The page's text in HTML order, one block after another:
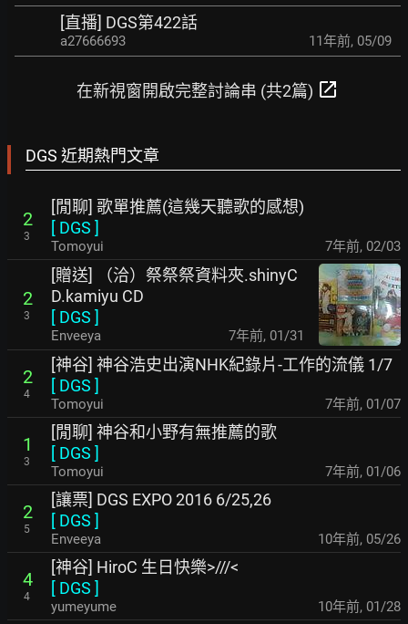
[直播] DGS第422話
a27666693 11年前, 05/09
在新視窗開啟完整討論串 (共2篇) open_in_new
DGS 近期熱門文章
2
3
[閒聊] 歌單推薦(這幾天聽歌的感想)
[ DGS ]
Tomoyui 7年前, 02/03
2
3
[贈送] （洽）祭祭祭資料夾.shinyC
D.kamiyu CD
[ DGS ]
Enveeya 7年前, 01/31
2
4
[神谷] 神谷浩史出演NHK紀錄片-工作的流儀 1/7
[ DGS ]
Tomoyui 7年前, 01/07
1
3
[閒聊] 神谷和小野有無推薦的歌
[ DGS ]
Tomoyui 7年前, 01/06
2
5
[讓票] DGS EXPO 2016 6/25,26
[ DGS ]
Enveeya 10年前, 05/26
4
4
[神谷] HiroC 生日快樂>///<
[ DGS ]
yumeyume 10年前, 01/28